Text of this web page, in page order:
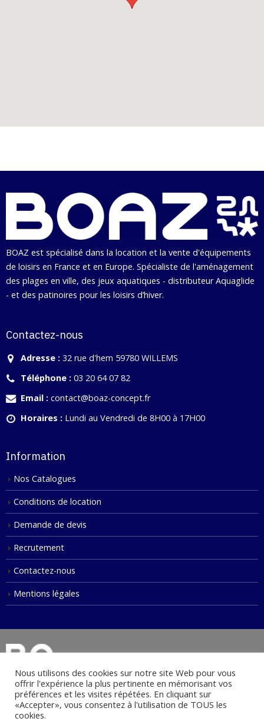
BOAZ est spécialisé dans la location et la vente d'équipements
de loisirs en France et en Europe. Spécialiste de l'aménagement
des plages en ville, des jeux aquatiques - distributeur Aquaglide
- et des patinoires pour les loisirs d’hiver.
Contactez-nous
Adresse : 32 rue d'hem 59780 WILLEMS
Téléphone : 03 20 64 07 82
Email : contact@boaz-concept.fr
Horaires : Lundi au Vendredi de 8H00 à 17H00
Information
Nos Catalogues
Conditions de location
Demande de devis
Recrutement
Contactez-nous
Mentions légales
© Copyright 2021. Tous droits réservés.
Nous utilisons des cookies sur notre site Web pour vous
offrir l'expérience la plus pertinente en mémorisant vos
préférences et les visites répétées. En cliquant sur
«Accepter», vous consentez à l'utilisation de TOUS les
cookies.